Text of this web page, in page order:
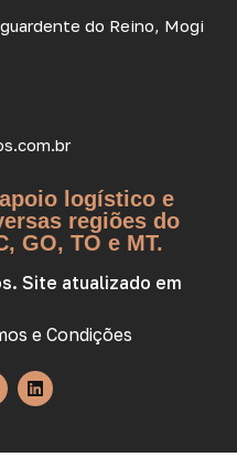
do Reino, Mogi
logístico e
regiões do
GO, TO e MT.
Site atualizado em
e Condições